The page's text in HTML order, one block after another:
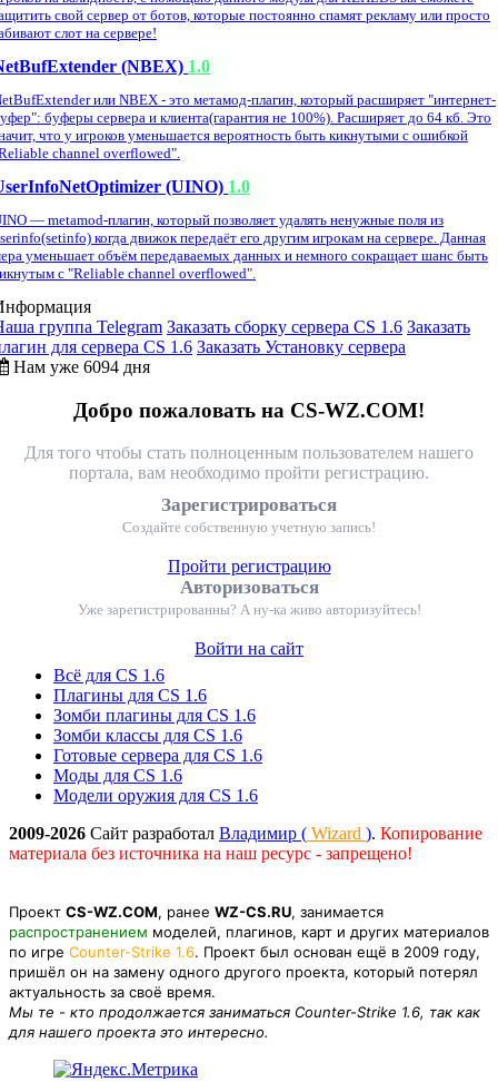
свой сервер от ботов, которые постоянно спамят рекламу или просто
слот на сервере!
(NBEX) 1.0
или NBEX - это метамод-плагин, который расширяет "интернет-
буферы сервера и клиента(гарантия не 100%). Расширяет до 64 кб. Это
что у игроков уменьшается вероятность быть кикнутыми с ошибкой
channel overflowed".
(UINO) 1.0
— metamod-плагин, который позволяет удалять ненужные поля из
когда движок передаёт его другим игрокам на сервере. Данная
уменьшает объём передаваемых данных и немного сокращает шанс быть
с "Reliable channel overflowed".
группа Telegram Заказать сборку сервера CS 1.6 Заказать
для сервера CS 1.6 Заказать Установку сервера
Нам уже 6094 дня
Добро пожаловать на CS-WZ.COM!
Для того чтобы стать полноценным пользователем нашего
портала, вам необходимо пройти регистрацию.
Зарегистрироваться
Создайте собственную учетную запись!
Пройти регистрацию
Авторизоваться
Уже зарегистрированны? А ну-ка живо авторизуйтесь!
Войти на сайт
Всё для CS 1.6
Плагины для CS 1.6
Зомби плагины для CS 1.6
Зомби классы для CS 1.6
Готовые сервера для CS 1.6
Моды для CS 1.6
Модели оружия для CS 1.6
2009-2026 Сайт разработал Владимир ( Wizard ). Копирование
материала без источника на наш ресурс - запрещено!
Проект CS-WZ.COM, ранее WZ-CS.RU, занимается
распространением моделей, плагинов, карт и других материалов
по игре Counter-Strike 1.6. Проект был основан ещё в 2009 году,
пришёл он на замену одного другого проекта, который потерял
актуальность за своё время.
Мы те - кто продолжается заниматься Counter-Strike 1.6, так как
для нашего проекта это интересно.